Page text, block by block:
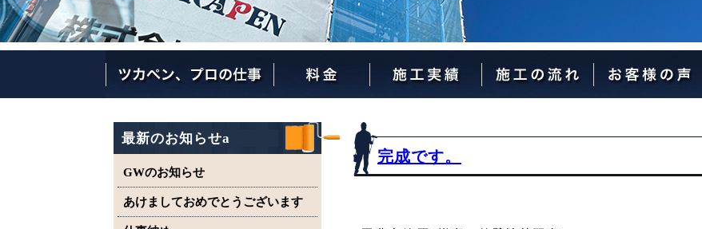
最新のお知らせa
GWのお知らせ
あけましておめでとうございます
完成です。